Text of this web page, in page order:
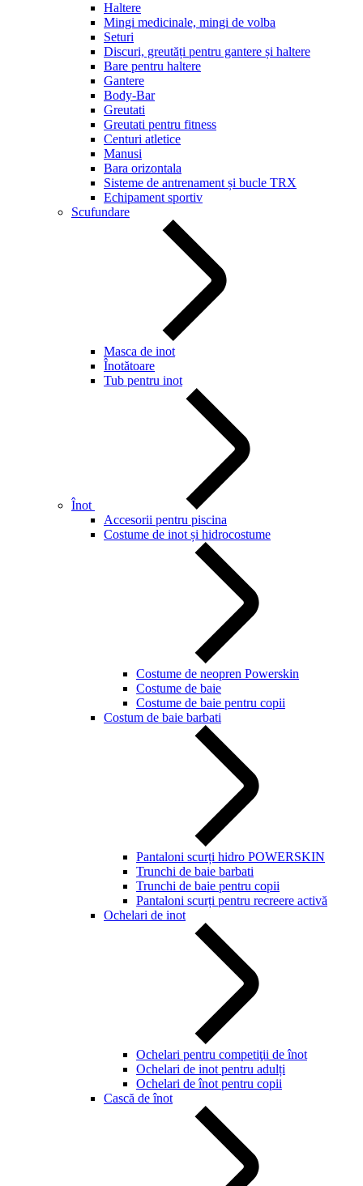
Haltere
Mingi medicinale, mingi de volba
Seturi
Discuri, greutăți pentru gantere și haltere
Bare pentru haltere
Gantere
Body-Bar
Greutati
Greutati pentru fitness
Centuri atletice
Manusi
Bara orizontala
Sisteme de antrenament și bucle TRX
Echipament sportiv
Scufundare
Masca de inot
Înotătoare
Tub pentru inot
Înot
Accesorii pentru piscina
Costume de inot și hidrocostume
Costume de neopren Powerskin
Costume de baie
Costume de baie pentru copii
Costum de baie barbati
Pantaloni scurți hidro POWERSKIN
Trunchi de baie barbati
Trunchi de baie pentru copii
Pantaloni scurți pentru recreere activă
Ochelari de inot
Ochelari pentru competiţii de înot
Ochelari de inot pentru adulți
Ochelari de înot pentru copii
Cască de înot